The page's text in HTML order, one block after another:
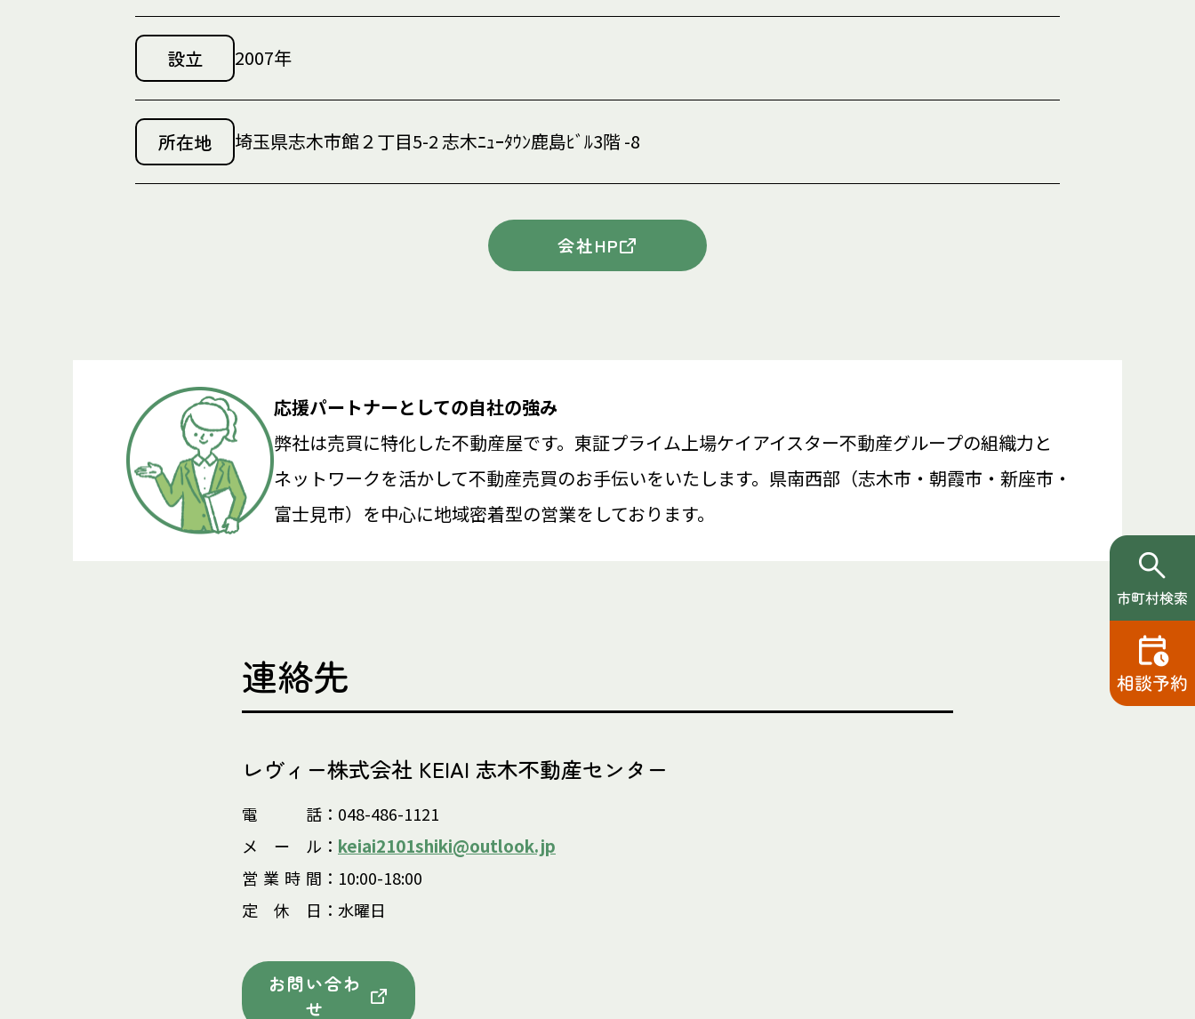
設立 2007年
所在地 埼玉県志木市館２丁目5-2 志木ﾆｭｰﾀｳﾝ鹿島ﾋﾞﾙ3階 -8
会社HP
応援パートナーとしての自社の強み
弊社は売買に特化した不動産屋です。東証プライム上場ケイアイスター不動産グループの組織力と
ネットワークを活かして不動産売買のお手伝いをいたします。県南西部（志木市・朝霞市・新座市・
富士見市）を中心に地域密着型の営業をしております。
連絡先
レヴィー株式会社 KEIAI 志木不動産センター
電 話 ：048-486-1121
メ
ー ル ： keiai2101shiki@outlook.jp
営 業 時 間 ：10:00-18:00
定
休 日 ：水曜日
お問い合わ
せ